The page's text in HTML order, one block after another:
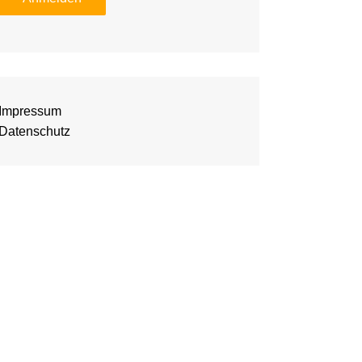
Impressum
Datenschutz